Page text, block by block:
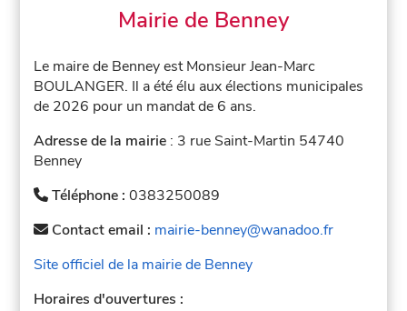
Mairie de Benney
Le maire de Benney est Monsieur Jean-Marc
BOULANGER. Il a été élu aux élections municipales
de 2026 pour un mandat de 6 ans.
Adresse de la mairie : 3 rue Saint-Martin 54740
Benney
Téléphone :0383250089
Contact email : mairie-benney@wanadoo.fr
Site officiel de la mairie de Benney
Horaires d'ouvertures :